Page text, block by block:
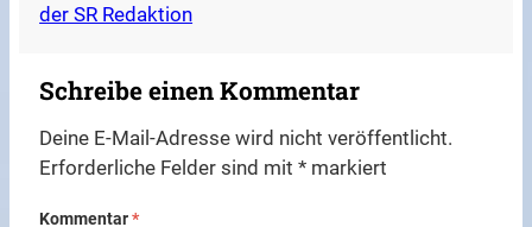
der SR Redaktion
Schreibe einen Kommentar
Deine E-Mail-Adresse wird nicht veröffentlicht.
Erforderliche Felder sind mit* markiert
Kommentar*